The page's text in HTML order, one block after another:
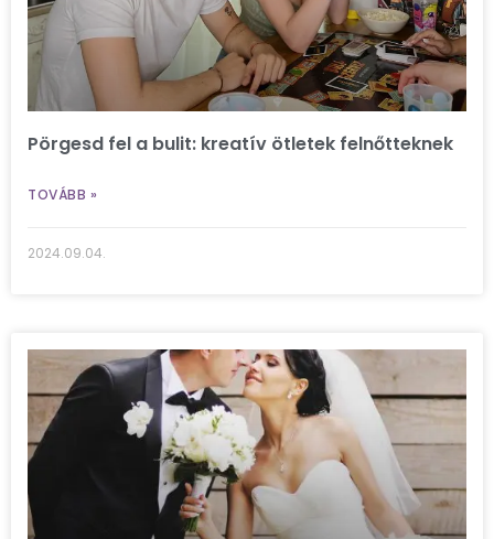
Pörgesd fel a bulit: kreatív ötletek felnőtteknek
TOVÁBB »
2024.09.04.